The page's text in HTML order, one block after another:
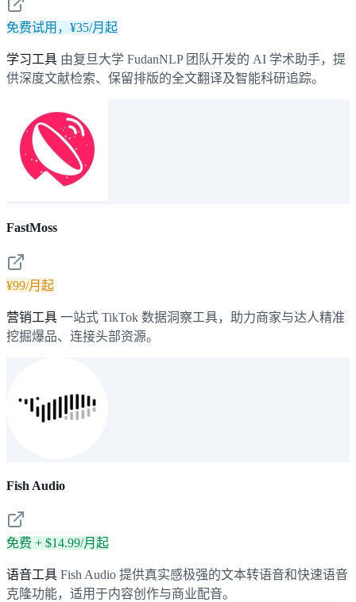
免费试用，¥35/月起
学习工具 由复旦大学 FudanNLP 团队开发的 AI 学术助手，提
供深度文献检索、保留排版的全文翻译及智能科研追踪。
FastMoss
¥99/月起
营销工具 一站式 TikTok 数据洞察工具，助力商家与达人精准
挖掘爆品、连接头部资源。
Fish Audio
免费 + $14.99/月起
语音工具 Fish Audio 提供真实感极强的文本转语音和快速语音
克隆功能，适用于内容创作与商业配音。